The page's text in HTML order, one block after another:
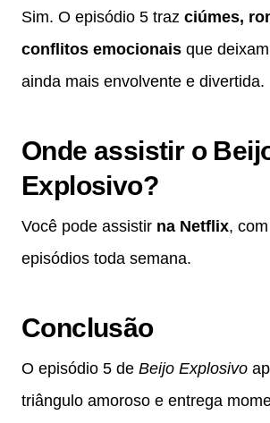
Sim. O episódio 5 traz ciúmes,
conflitos emocionais que
ainda mais envolvente e divertida.
Onde assistir o
Explosivo?
Você pode assistir na Netflix,
episódios toda semana.
Conclusão
O episódio 5 de Beijo Explosivo
triângulo amoroso e entrega